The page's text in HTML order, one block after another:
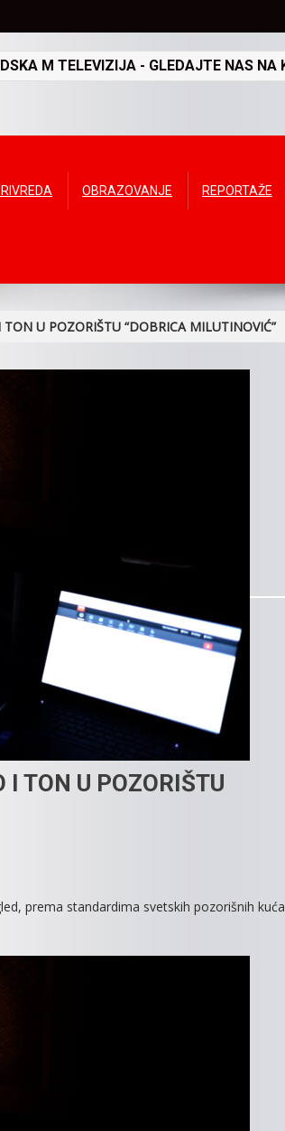
M TELEVIZIJA - GLEDAJTE NAS
OBRAZOVANJE REPORTAŽE
U POZORIŠTU “DOBRICA MILUTINOVIĆ”
TON U POZORIŠTU
prema standardima svetskih pozorišnih